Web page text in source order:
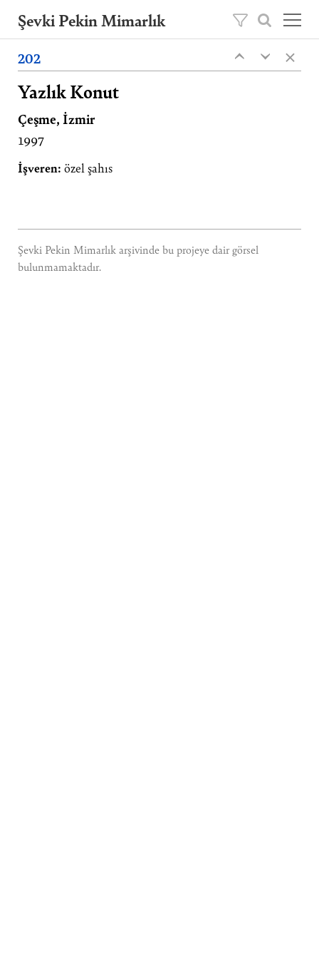
Şevki Pekin Mimarlık
mimarlık ofisini, 2020 yılından itibaren oğlu
Ömer Pekin yönetmektedir.
Projeler
Hakkımızda
Yayınlar
202 ‹
‹ ×
Yazlık Konut
Çeşme, İzmir
1997
İşveren: özel şahıs
Şevki Pekin Mimarlık arşivinde bu projeye dair görsel
bulunmamaktadır.